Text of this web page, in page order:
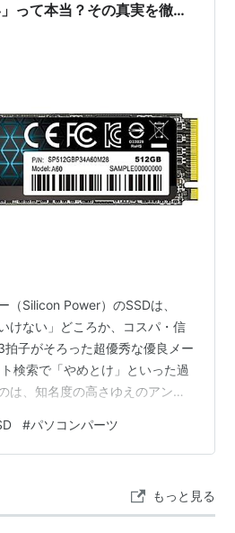
って本当？その真実を徹底
（Silicon Power）のSSDは、
けない」どころか、コスパ・信
子がそろった超優秀な優良メー
検索で「やめとけ」といった過
は、知名度の高さゆえのアンチ
優先したい自作PCユーザーや
ートPCの延命を図りたい方にと
が流れるのか、その真実とシリ
圧倒的な強みを徹底解説しま
#パソコンパーツ
もっと見る